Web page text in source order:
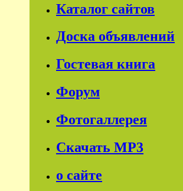
Каталог сайтов
Доска объявлений
Гостевая книга
Форум
Фотогаллерея
Скачать МР3
о сайте